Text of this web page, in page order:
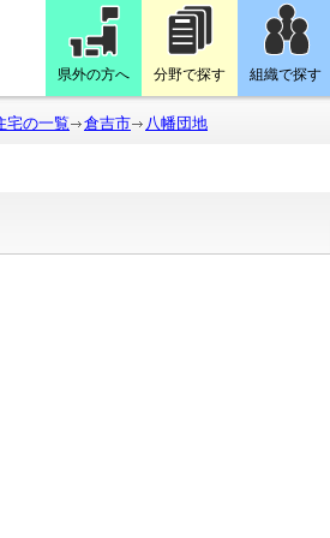
県外の方へ 分野で探す 組織で探す
宅の一覧 倉吉市 八幡団地